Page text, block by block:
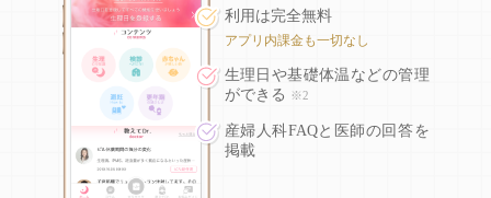
利用は完全無料
アプリ内課金も一切なし
生理日や基礎体温などの管理
ができる
※2
産婦人科FAQと医師の回答を
掲載